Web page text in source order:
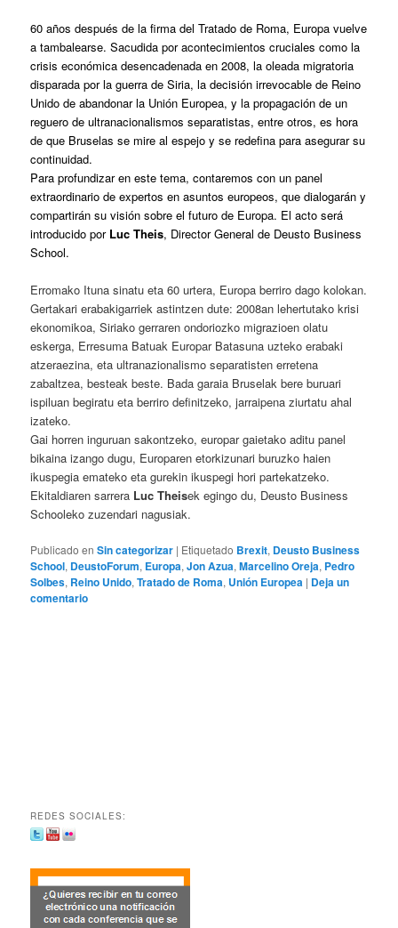
60 años después de la firma del Tratado de Roma, Europa vuelve
a tambalearse. Sacudida por acontecimientos cruciales como la
crisis económica desencadenada en 2008, la oleada migratoria
disparada por la guerra de Siria, la decisión irrevocable de Reino
Unido de abandonar la Unión Europea, y la propagación de un
reguero de ultranacionalismos separatistas, entre otros, es hora
de que Bruselas se mire al espejo y se redefina para asegurar su
continuidad.
Para profundizar en este tema, contaremos con un panel
extraordinario de expertos en asuntos europeos, que dialogarán y
compartirán su visión sobre el futuro de Europa. El acto será
introducido por Luc Theis, Director General de Deusto Business
School.
Erromako Ituna sinatu eta 60 urtera, Europa berriro dago kolokan.
Gertakari erabakigarriek astintzen dute: 2008an lehertutako krisi
ekonomikoa, Siriako gerraren ondoriozko migrazioen olatu
eskerga, Erresuma Batuak Europar Batasuna uzteko erabaki
atzeraezina, eta ultranazionalismo separatisten erretena
zabaltzea, besteak beste. Bada garaia Bruselak bere buruari
ispiluan begiratu eta berriro definitzeko, jarraipena ziurtatu ahal
izateko.
Gai horren inguruan sakontzeko, europar gaietako aditu panel
bikaina izango dugu, Europaren etorkizunari buruzko haien
ikuspegia emateko eta gurekin ikuspegi hori partekatzeko.
Ekitaldiaren sarrera Luc Theisek egingo du, Deusto Business
Schooleko zuzendari nagusiak.
Publicado en Sin categorizar | Etiquetado Brexit, Deusto Business
School, DeustoForum, Europa,Jon Azua,Marcelino Oreja, Pedro
Solbes, Reino Unido,Tratado de Roma, Unión Europea | Deja un
comentario
REDES SOCIALES: